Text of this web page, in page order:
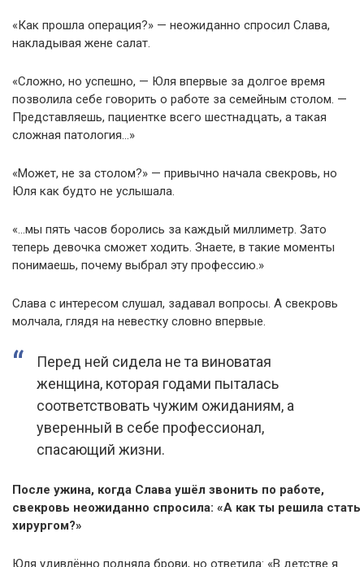
«Как прошла операция?» — неожиданно спросил Слава,
накладывая жене салат.
«Сложно, но успешно, — Юля впервые за долгое время
позволила себе говорить о работе за семейным столом. —
Представляешь, пациентке всего шестнадцать, а такая
сложная патология…»
«Может, не за столом?» — привычно начала свекровь, но
Юля как будто не услышала.
«…мы пять часов боролись за каждый миллиметр. Зато
теперь девочка сможет ходить. Знаете, в такие моменты
понимаешь, почему выбрал эту профессию.»
Слава с интересом слушал, задавал вопросы. А свекровь
молчала, глядя на невестку словно впервые.
Перед ней сидела не та виноватая
женщина, которая годами пыталась
соответствовать чужим ожиданиям, а
уверенный в себе профессионал,
спасающий жизни.
После ужина, когда Слава ушёл звонить по работе,
свекровь неожиданно спросила: «А как ты решила стать
хирургом?»
Юля удивлённо подняла брови, но ответила: «В детстве я